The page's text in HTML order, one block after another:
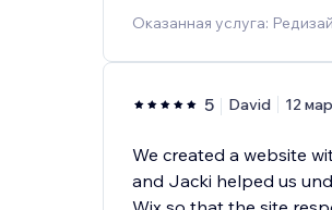
Оказанная услуга:
5 David 12
We created a website
and Jacki helped us